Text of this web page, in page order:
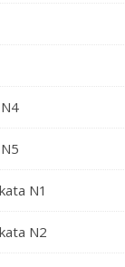
N1
N2